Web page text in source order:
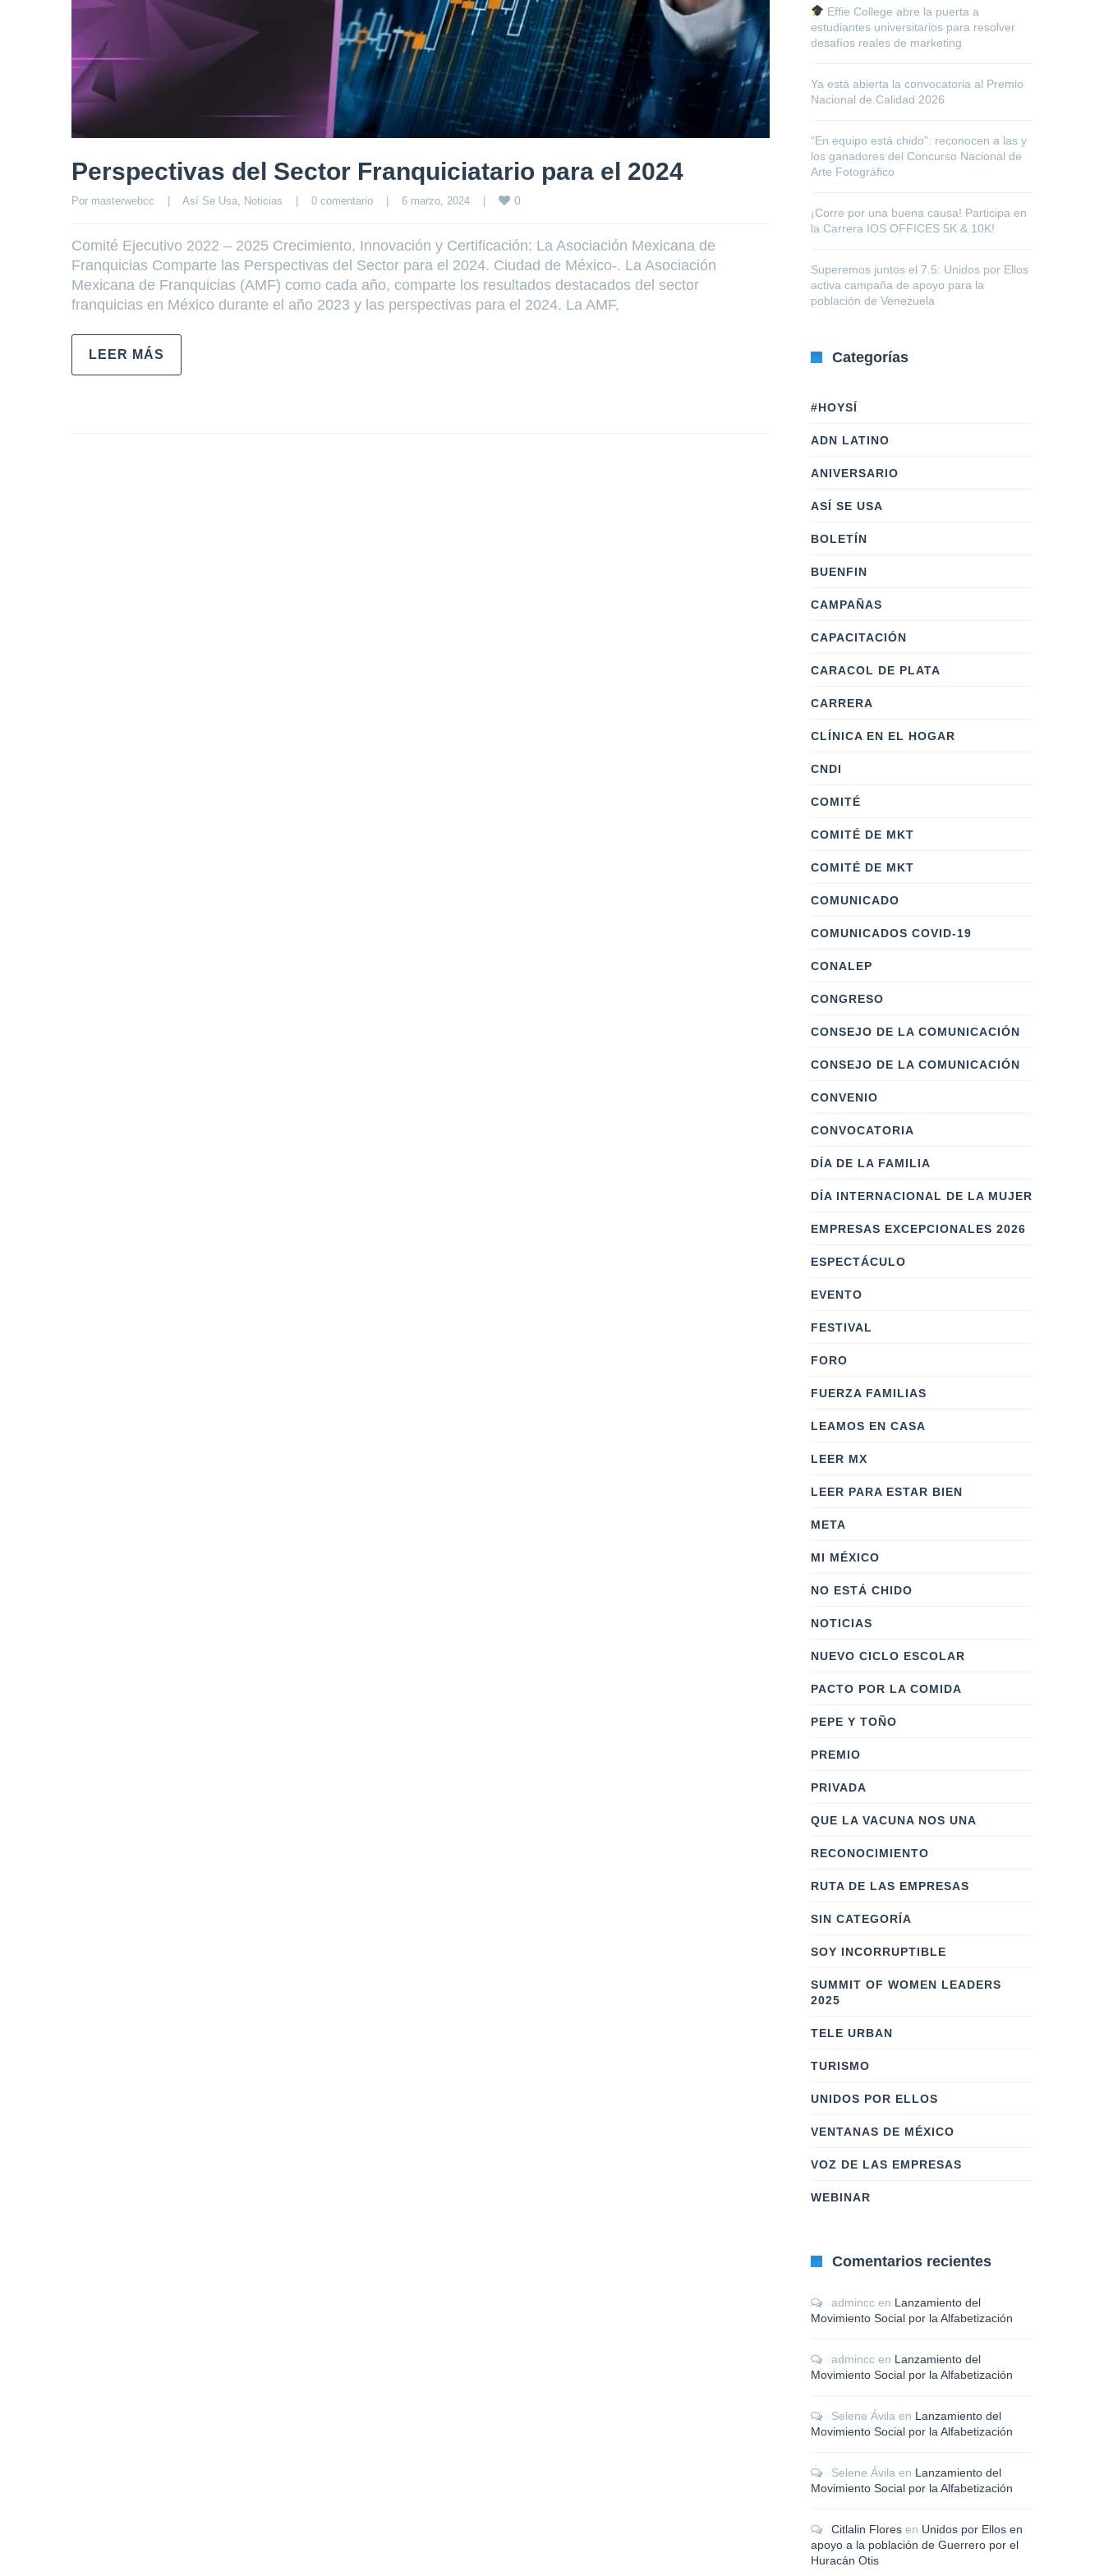
Perspectivas del Sector Franquiciatario para el 2024
Por masterwebcc Así Se Usa, Noticias 0 comentario 6 marzo, 2024 0
Comité Ejecutivo 2022 – 2025 Crecimiento, Innovación y Certificación: La Asociación Mexicana de
Franquicias Comparte las Perspectivas del Sector para el 2024. Ciudad de México-. La Asociación
Mexicana de Franquicias (AMF) como cada año, comparte los resultados destacados del sector
franquicias en México durante el año 2023 y las perspectivas para el 2024. La AMF,
LEER MÁS
Effie College abre la puerta a
estudiantes universitarios para resolver
desafíos reales de marketing
Ya está abierta la convocatoria al Premio
Nacional de Calidad 2026
“En equipo está chido”: reconocen a las y
los ganadores del Concurso Nacional de
Arte Fotográfico
¡Corre por una buena causa! Participa en
la Carrera IOS OFFICES 5K & 10K!
Superemos juntos el 7.5: Unidos por Ellos
activa campaña de apoyo para la
población de Venezuela
Categorías
#HOYSÍ
ADN LATINO
ANIVERSARIO
ASÍ SE USA
BOLETÍN
BUENFIN
CAMPAÑAS
CAPACITACIÓN
CARACOL DE PLATA
CARRERA
CLÍNICA EN EL HOGAR
CNDI
COMITÉ
COMITÉ DE MKT
COMITÉ DE MKT
COMUNICADO
COMUNICADOS COVID-19
CONALEP
CONGRESO
CONSEJO DE LA COMUNICACIÓN
CONSEJO DE LA COMUNICACIÓN
CONVENIO
CONVOCATORIA
DÍA DE LA FAMILIA
DÍA INTERNACIONAL DE LA MUJER
EMPRESAS EXCEPCIONALES 2026
ESPECTÁCULO
EVENTO
FESTIVAL
FORO
FUERZA FAMILIAS
LEAMOS EN CASA
LEER MX
LEER PARA ESTAR BIEN
META
MI MÉXICO
NO ESTÁ CHIDO
NOTICIAS
NUEVO CICLO ESCOLAR
PACTO POR LA COMIDA
PEPE Y TOÑO
PREMIO
PRIVADA
QUE LA VACUNA NOS UNA
RECONOCIMIENTO
RUTA DE LAS EMPRESAS
SIN CATEGORÍA
SOY INCORRUPTIBLE
SUMMIT OF WOMEN LEADERS
2025
TELE URBAN
TURISMO
UNIDOS POR ELLOS
VENTANAS DE MÉXICO
VOZ DE LAS EMPRESAS
WEBINAR
Comentarios recientes
admincc en Lanzamiento del
Movimiento Social por la Alfabetización
admincc en Lanzamiento del
Movimiento Social por la Alfabetización
Selene Ávila en Lanzamiento del
Movimiento Social por la Alfabetización
Selene Ávila en Lanzamiento del
Movimiento Social por la Alfabetización
Citlalin Flores en Unidos por Ellos en
apoyo a la población de Guerrero por el
Huracán Otis